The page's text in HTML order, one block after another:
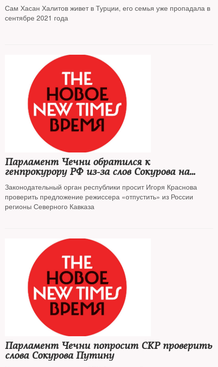
Сам Хасан Халитов живет в Турции, его семья уже пропадала в
сентябре 2021 года
Парламент Чечни обратился к
генпрокурору РФ из-за слов Сокурова на
встрече Путина с СПЧ
Законодательный орган республики просит Игоря Краснова
проверить предложение режиссера «отпустить» из России
регионы Северного Кавказа
Парламент Чечни попросит СКР проверить
слова Сокурова Путину